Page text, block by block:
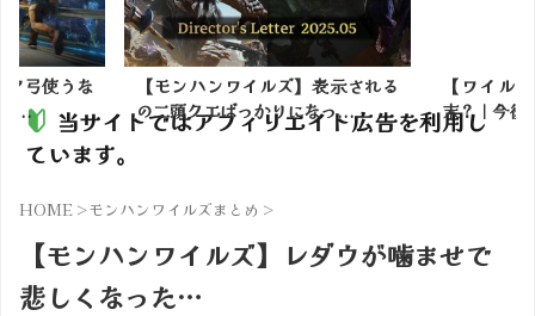
弓使うな
...
【モンハンワイルズ】表示される
の二頭クエばっかりになっ...
【ワイル
末？｜今後
当サイトではアフィリエイト広告を利用し
ています。
HOME >モンハンワイルズまとめ >
【モンハンワイルズ】レダウが噛ませで
悲しくなった…